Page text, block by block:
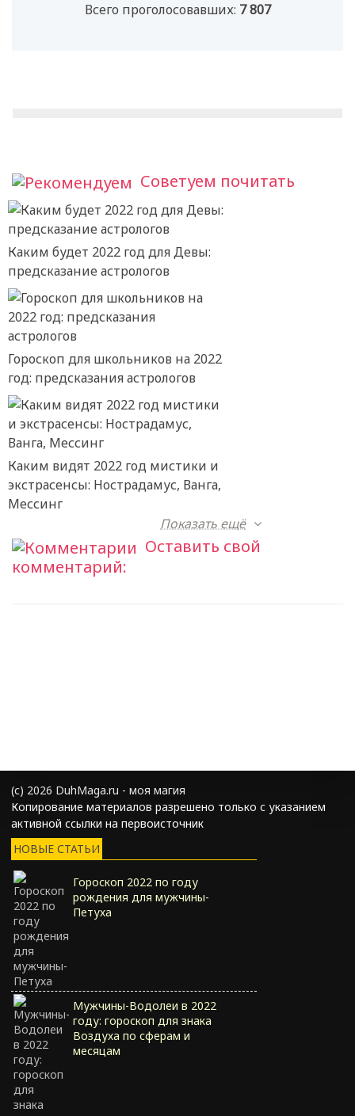
Всего проголосовавших: 7 807
Советуем почитать
Каким будет 2022 год для Девы:
предсказание астрологов
Гороскоп для школьников на 2022
год: предсказания астрологов
Каким видят 2022 год мистики и
экстрасенсы: Нострадамус, Ванга,
Мессинг
Показать ещё
Оставить свой
комментарий:
(с) 2026 DuhMaga.ru - моя магия
Копирование материалов разрешено только с указанием
активной ссылки на первоисточник
НОВЫЕ СТАТЬИ
Гороскоп 2022 по году
рождения для мужчины-
Петуха
Мужчины-Водолеи в 2022
году: гороскоп для знака
Воздуха по сферам и
месяцам